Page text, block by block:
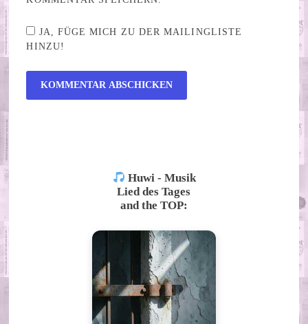
JA, FÜGE MICH ZU DER MAILINGLISTE
HINZU!
Huwi - Musik
Lied des Tages
and the TOP: